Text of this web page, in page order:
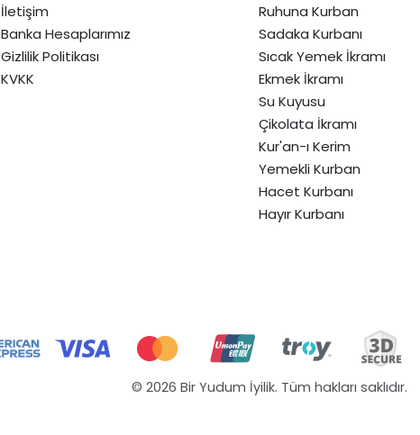
İletişim
Banka Hesaplarımız
Gizlilik Politikası
KVKK
Ruhuna Kurban
Sadaka Kurbanı
Sıcak Yemek İkramı
Ekmek İkramı
Su Kuyusu
Çikolata İkramı
Kur'an-ı Kerim
Yemekli Kurban
Hacet Kurbanı
Hayır Kurbanı
© 2026 Bir Yudum İyilik. Tüm hakları saklıdır.